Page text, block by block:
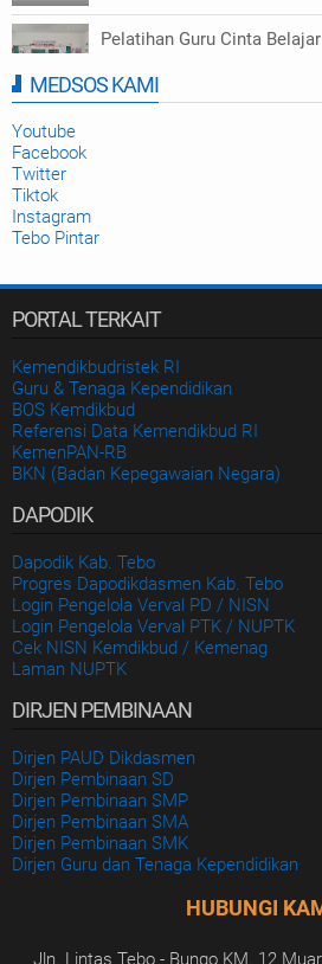
Pelatihan Guru Cinta
Disdikbud Kab. Tebo
MEDSOS KAMI
Youtube
Facebook
Twitter
Tiktok
Instagram
Tebo Pintar
PORTAL TERKAIT
Kemendikbudristek RI
Guru & Tenaga Kependidikan
BOS Kemdikbud
Referensi Data Kemendikbud RI
KemenPAN-RB
BKN (Badan Kepegawaian Negara)
DAPODIK
Dapodik Kab. Tebo
Progres Dapodikdasmen Kab. Tebo
Login Pengelola Verval PD / NISN
Login Pengelola Verval PTK / NUPTK
Cek NISN Kemdikbud / Kemenag
Laman NUPTK
DIRJEN PEMBINAAN
Dirjen PAUD Dikdasmen
Dirjen Pembinaan SD
Dirjen Pembinaan SMP
Dirjen Pembinaan SMA
Dirjen Pembinaan SMK
Dirjen Guru dan Tenaga Kependidikan
HUBUNGI
Jln. Lintas Tebo - Bungo KM. 12